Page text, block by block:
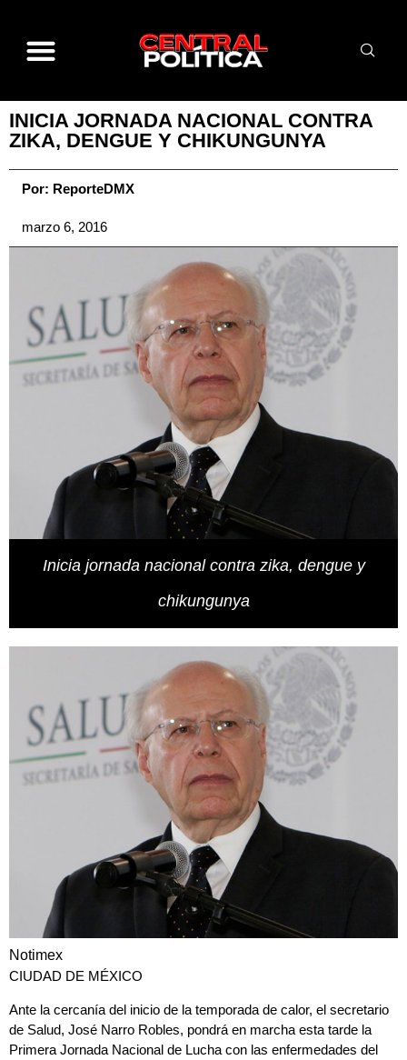
INICIA JORNADA NACIONAL CONTRA
ZIKA, DENGUE Y CHIKUNGUNYA
Por: ReporteDMX
marzo 6, 2016
Inicia jornada nacional contra zika, dengue y
chikungunya
Notimex
CIUDAD DE MÉXICO
Ante la cercanía del inicio de la temporada de calor, el secretario
de Salud, José Narro Robles, pondrá en marcha esta tarde la
Primera Jornada Nacional de Lucha con las enfermedades del